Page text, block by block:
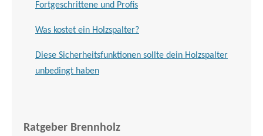
Fortgeschrittene und Profis
Was kostet ein Holzspalter?
Diese Sicherheitsfunktionen sollte dein Holzspalter
unbedingt haben
Ratgeber Brennholz